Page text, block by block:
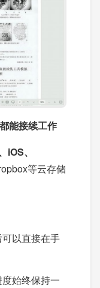
能接续工作
、
等云存储
以直接在手
始终保持一